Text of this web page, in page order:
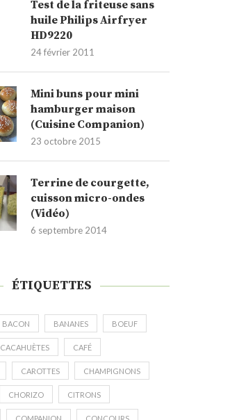
Test de la friteuse sans
huile Philips Airfryer
HD9220
24 février 2011
Mini buns pour mini
hamburger maison
(Cuisine Companion)
23 octobre 2015
Terrine de courgette,
cuisson micro-ondes
(Vidéo)
6 septembre 2014
ÉTIQUETTES
BACON BANANES BOEUF
CACAHUÈTES CAFÉ
CAROTTES CHAMPIGNONS
CHORIZO CITRONS